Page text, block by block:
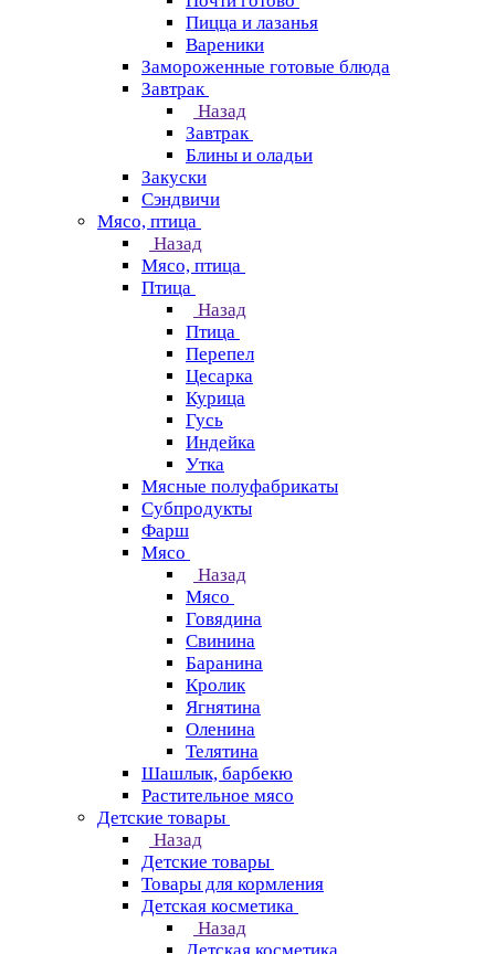
Пицца и лазанья
Вареники
Замороженные готовые блюда
Завтрак
Назад
Завтрак
Блины и оладьи
Закуски
Сэндвичи
Мясо, птица
Назад
Мясо, птица
Птица
Назад
Птица
Перепел
Цесарка
Курица
Гусь
Индейка
Утка
Мясные полуфабрикаты
Субпродукты
Фарш
Мясо
Назад
Мясо
Говядина
Свинина
Баранина
Кролик
Ягнятина
Оленина
Телятина
Шашлык, барбекю
Растительное мясо
Детские товары
Назад
Детские товары
Товары для кормления
Детская косметика
Назад